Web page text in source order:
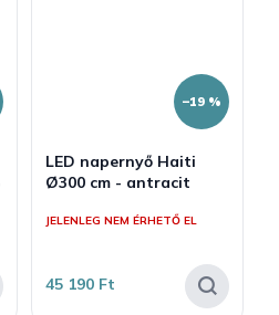
–19 %
LED napernyő Haiti
Ø300 cm - antracit
JELENLEG NEM ÉRHETŐ EL
45 190 Ft